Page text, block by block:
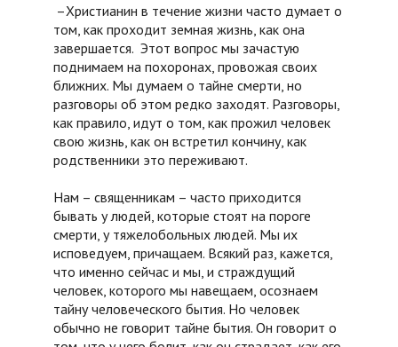
–Христианин в течение жизни часто думает о
том, как проходит земная жизнь, как она
завершается. Этот вопрос мы зачастую
поднимаем на похоронах, провожая своих
ближних. Мы думаем о тайне смерти, но
разговоры об этом редко заходят. Разговоры,
как правило, идут о том, как прожил человек
свою жизнь, как он встретил кончину, как
родственники это переживают.
Нам – священникам – часто приходится
бывать у людей, которые стоят на пороге
смерти, у тяжелобольных людей. Мы их
исповедуем, причащаем. Всякий раз, кажется,
что именно сейчас и мы, и страждущий
человек, которого мы навещаем, осознаем
тайну человеческого бытия. Но человек
обычно не говорит тайне бытия. Он говорит о